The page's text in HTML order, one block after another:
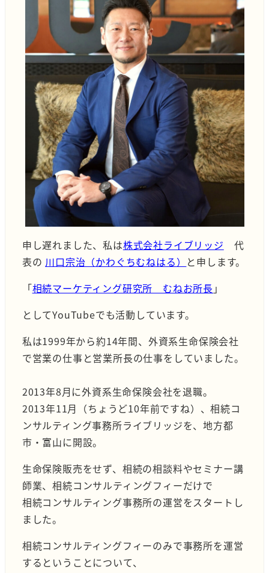
申し遅れました、私は株式会社ライブリッジ 代
表の 川口宗治（かわぐちむねはる） と申します。
「相続マーケティング研究所 むねお所長 」
としてYouTubeでも活動しています。
私は1999年から約14年間、外資系生命保険会社
で営業の仕事と営業所長の仕事をしていました。
2013年8月に外資系生命保険会社を退職。
2013年11月（ちょうど10年前ですね）、相続コ
ンサルティング事務所ライブリッジを、地方都
市・富山に開設。
生命保険販売をせず、相続の相談料やセミナー講
師業、相続コンサルティングフィーだけで
相続コンサルティング事務所の運営をスタートし
ました。
相続コンサルティングフィーのみで事務所を運営
するということについて、